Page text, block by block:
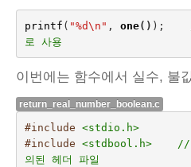
printf ( "%d\n " , one() );
로 사용
이번에는 함수에서 실수, 불
return_real_number_boolean.c
#include <stdio.h>
#include <stdbool.h>
의된 헤더 파일